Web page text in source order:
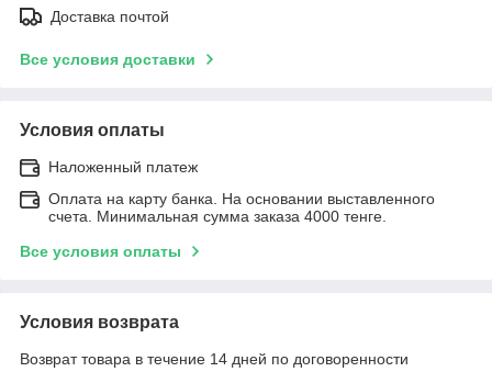
Доставка почтой
Все условия доставки
Условия оплаты
Наложенный платеж
Оплата на карту банка. На основании выставленного
счета. Минимальная сумма заказа 4000 тенге.
Все условия оплаты
Условия возврата
Возврат товара в течение 14 дней по договоренности